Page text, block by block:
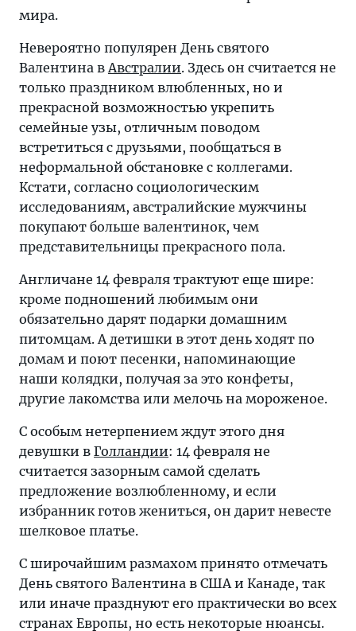
мира.
Невероятно популярен День святого
Валентина вАвстралии. Здесь он считается не
только праздником влюбленных, но и
прекрасной возможностью укрепить
семейные узы, отличным поводом
встретиться с друзьями, пообщаться в
неформальной обстановке с коллегами.
Кстати, согласно социологическим
исследованиям, австралийские мужчины
покупают больше валентинок, чем
представительницы прекрасного пола.
Англичане 14 февраля трактуют еще шире:
кроме подношений любимым они
обязательно дарят подарки домашним
питомцам. А детишки в этот день ходят по
домам и поют песенки, напоминающие
наши колядки, получая за это конфеты,
другие лакомства или мелочь на мороженое.
С особым нетерпением ждут этого дня
девушки в Голландии: 14 февраля не
считается зазорным самой сделать
предложение возлюбленному, и если
избранник готов жениться, он дарит невесте
шелковое платье.
С широчайшим размахом принято отмечать
День святого Валентина в США и Канаде, так
или иначе празднуют его практически во всех
странах Европы, но есть некоторые нюансы.